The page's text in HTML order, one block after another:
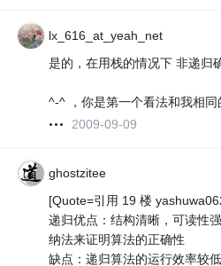
lx_616_at_yeah_net
是的，在用栈的情况下 非递归
^-^ ，你是第一个看法和我相同
2009-09-09
ghostzitee
[Quote=引用 19 楼
递归优点：结构清晰，可读性
纳法来证明算法的正确性
缺点：递归算法的运行效率较